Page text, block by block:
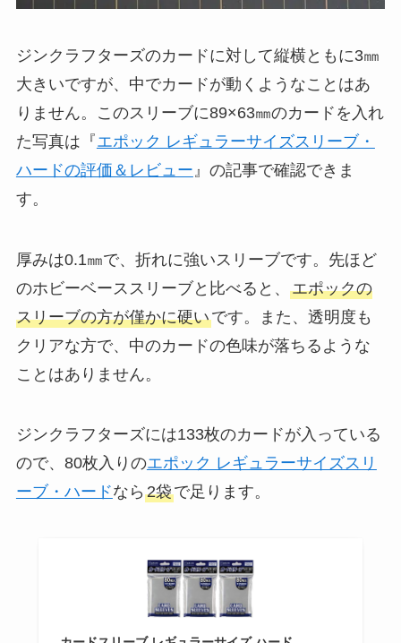
ジンクラフターズのカードに対して縦横ともに3㎜
大きいですが、中でカードが動くようなことはあ
りません。このスリーブに89×63㎜のカードを入れ
た写真は『エポック レギュラーサイズスリーブ・
ハードの評価＆レビュー 』の記事で確認できま
す。
厚みは0.1㎜で、折れに強いスリーブです。先ほど
のホビーベーススリーブと比べると、 エポックの
スリーブの方が僅かに硬いです。また、透明度も
クリアな方で、中のカードの色味が落ちるような
ことはありません。
ジンクラフターズには133枚のカードが入っている
ので、80枚入りのエポック レギュラーサイズスリ
ーブ・ハードなら 2袋で足ります。